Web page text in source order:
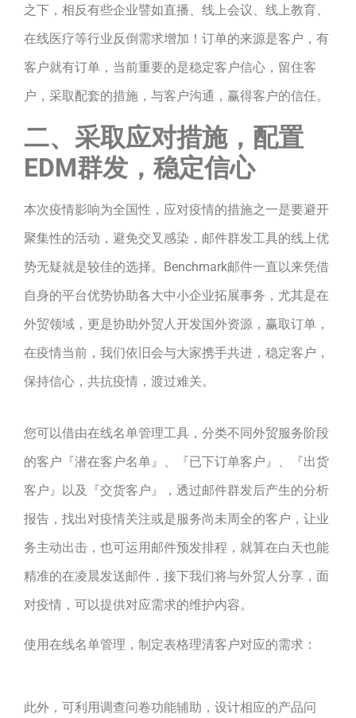
之下，相反有些企业譬如直播、线上会议、线上教育、
在线医疗等行业反倒需求增加！订单的来源是客户，有
客户就有订单，当前重要的是稳定客户信心，留住客
户，采取配套的措施，与客户沟通，赢得客户的信任。
二、采取应对措施，配置
EDM群发，稳定信心
本次疫情影响为全国性，应对疫情的措施之一是要避开
聚集性的活动，避免交叉感染，邮件群发工具的线上优
势无疑就是较佳的选择。Benchmark邮件一直以来凭借
自身的平台优势协助各大中小企业拓展事务，尤其是在
外贸领域，更是协助外贸人开发国外资源，赢取订单，
在疫情当前，我们依旧会与大家携手共进，稳定客户，
保持信心，共抗疫情，渡过难关。
您可以借由在线名单管理工具，分类不同外贸服务阶段
的客户『潜在客户名单』、『已下订单客户』、『出货
客户』以及『交货客户』，透过邮件群发后产生的分析
报告，找出对疫情关注或是服务尚未周全的客户，让业
务主动出击，也可运用邮件预发排程，就算在白天也能
精准的在凌晨发送邮件，接下我们将与外贸人分享，面
对疫情，可以提供对应需求的维护内容。
使用在线名单管理，制定表格理清客户对应的需求：
此外，可利用调查问卷功能辅助，设计相应的产品问